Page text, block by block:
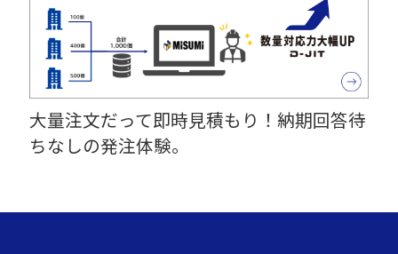
大量注文だって即時見積もり！納期回答待
ちなしの発注体験。